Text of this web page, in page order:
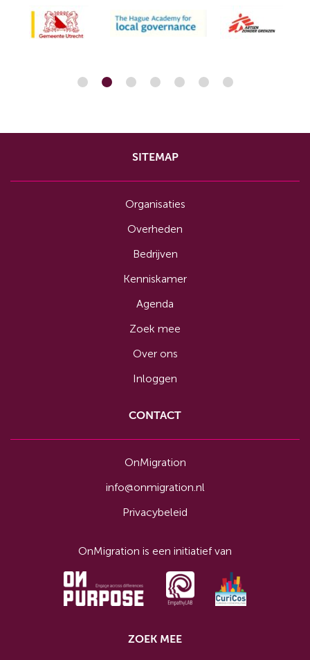
SITEMAP
Organisaties
Overheden
Bedrijven
Kenniskamer
Agenda
Zoek mee
Over ons
Inloggen
CONTACT
OnMigration
info@onmigration.nl
Privacybeleid
OnMigration is een initiatief van
ZOEK MEE